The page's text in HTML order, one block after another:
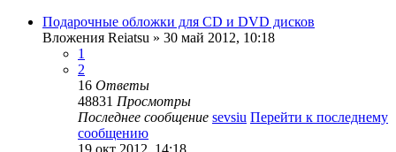
Подарочные обложки для CD и DVD дисков
Вложения Reiatsu » 30 май 2012, 10:18
1
2
16 Ответы
48831 Просмотры
Последнее сообщение sevsiu Перейти к последнему
сообщению
19 окт 2012, 14:18